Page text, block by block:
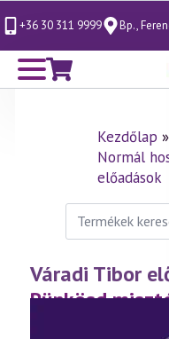
+36 30 311 9999 Bp.,
Kezdőlap »
Normál
előadások
Keresés
következőre:
Váradi Tibor
Pünkösd